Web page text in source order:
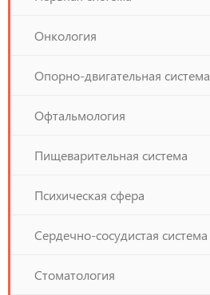
Онкология
Опорно-двигательная система
Офтальмология
Пищеварительная система
Психическая сфера
Сердечно-сосудистая система
Стоматология